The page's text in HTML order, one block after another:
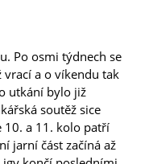
Po osmi týdnech se
vrací a o víkendu tak
utkání bylo již
soutěž sice
10. a 11. kolo patří
jarní část začíná až